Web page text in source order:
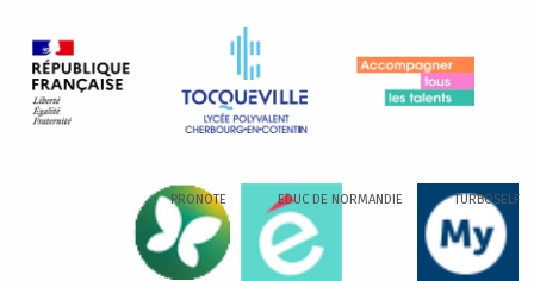
PRONOTE EDUC DE NORMANDIE TURBOSELF